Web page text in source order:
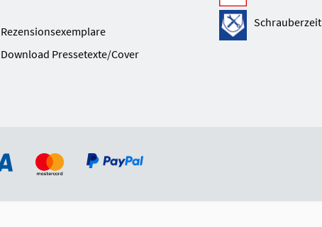
Rezensionsexemplare
Download Pressetexte/Cover
Schrauberzeit